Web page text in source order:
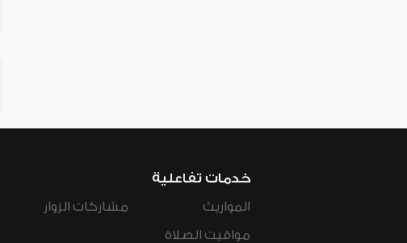
خدمات تفاعلية
المواريث
مواقيت الصلاة
مشاركات الزوار